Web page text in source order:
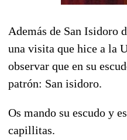
Además de San Isidoro
una visita que hice a la
observar que en su
patrón: San isidoro.
Os mando su escudo y
capillitas.